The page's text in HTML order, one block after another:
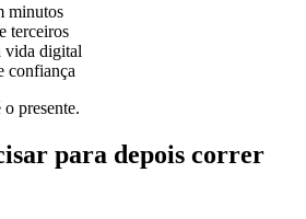
minutos
terceiros
vida digital
confiança
presente.
para depois correr